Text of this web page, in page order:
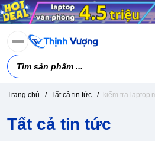
Trang chủ / Tất cả tin tức / kiểm tra laptop
Tất cả tin tức